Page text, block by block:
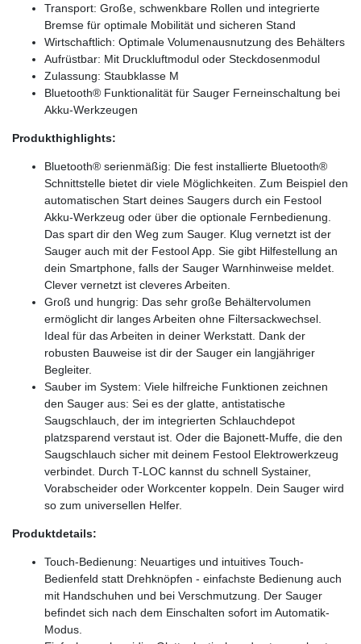
Transport: Große, schwenkbare Rollen und integrierte
Bremse für optimale Mobilität und sicheren Stand
Wirtschaftlich: Optimale Volumenausnutzung des Behälters
Aufrüstbar: Mit Druckluftmodul oder Steckdosenmodul
Zulassung: Staubklasse M
Bluetooth® Funktionalität für Sauger Ferneinschaltung bei
Akku-Werkzeugen
Produkthighlights:
Bluetooth® serienmäßig: Die fest installierte Bluetooth®
Schnittstelle bietet dir viele Möglichkeiten. Zum Beispiel den
automatischen Start deines Saugers durch ein Festool
Akku-Werkzeug oder über die optionale Fernbedienung.
Das spart dir den Weg zum Sauger. Klug vernetzt ist der
Sauger auch mit der Festool App. Sie gibt Hilfestellung an
dein Smartphone, falls der Sauger Warnhinweise meldet.
Clever vernetzt ist cleveres Arbeiten.
Groß und hungrig: Das sehr große Behältervolumen
ermöglicht dir langes Arbeiten ohne Filtersackwechsel.
Ideal für das Arbeiten in deiner Werkstatt. Dank der
robusten Bauweise ist dir der Sauger ein langjähriger
Begleiter.
Sauber im System: Viele hilfreiche Funktionen zeichnen
den Sauger aus: Sei es der glatte, antistatische
Saugschlauch, der im integrierten Schlauchdepot
platzsparend verstaut ist. Oder die Bajonett-Muffe, die den
Saugschlauch sicher mit deinem Festool Elektrowerkzeug
verbindet. Durch T-LOC kannst du schnell Systainer,
Vorabscheider oder Workcenter koppeln. Dein Sauger wird
so zum universellen Helfer.
Produktdetails:
Touch-Bedienung: Neuartiges und intuitives Touch-
Bedienfeld statt Drehknöpfen - einfachste Bedienung auch
mit Handschuhen und bei Verschmutzung. Der Sauger
befindet sich nach dem Einschalten sofort im Automatik-
Modus.